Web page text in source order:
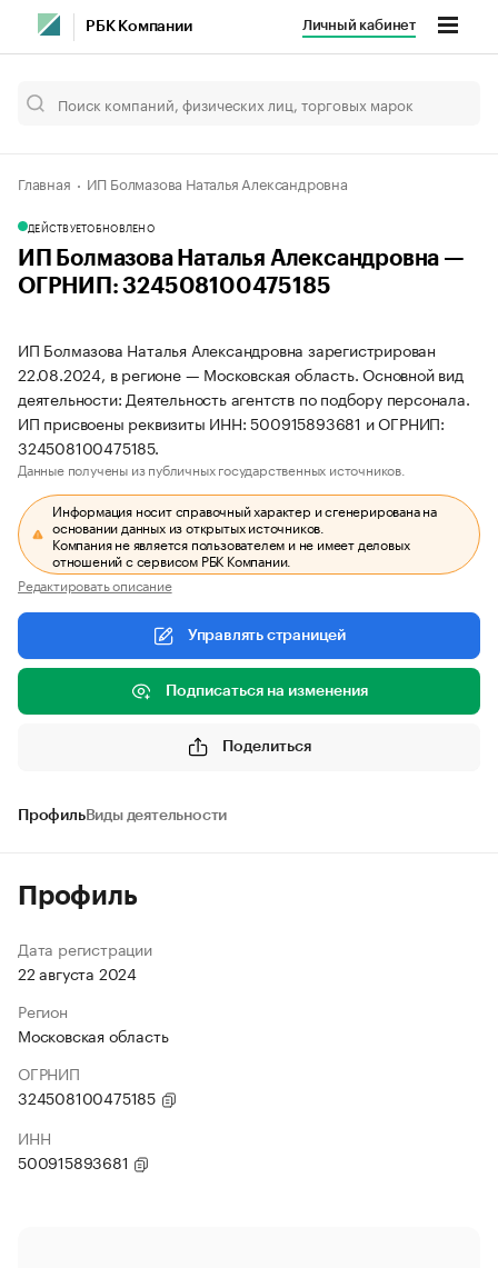
РБК Компании Личный кабинет
Главная ИП Болмазова Наталья Александровна
ДЕЙСТВУЕТОБНОВЛЕНО
ИП Болмазова Наталья Александровна —
ОГРНИП: 324508100475185
ИП Болмазова Наталья Александровна зарегистрирован
22.08.2024, в регионе — Московская область. Основной вид
деятельности: Деятельность агентств по подбору персонала.
ИП присвоены реквизиты ИНН: 500915893681 и ОГРНИП:
324508100475185.
Данные получены из публичных государственных источников.
Информация носит справочный характер и сгенерирована на
основании данных из открытых источников.
Компания не является пользователем и не имеет деловых
отношений с сервисом РБК Компании.
Редактировать описание
Управлять страницей
Подписаться на изменения
Поделиться
ПрофильВиды деятельности
Профиль
Дата регистрации
22 августа 2024
Регион
Московская область
ОГРНИП
324508100475185
ИНН
500915893681